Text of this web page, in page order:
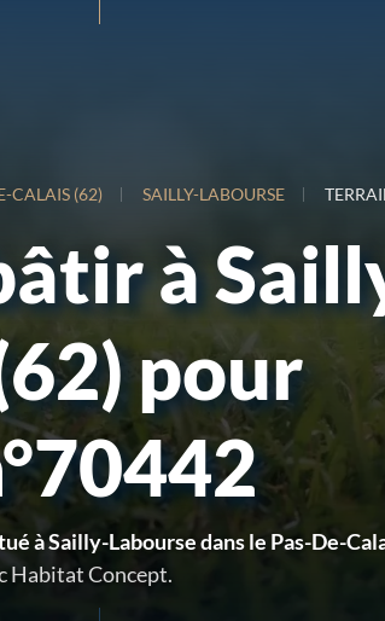
CALAIS (62) SAILLY-LABOURSE
à
pour
à Sailly-Labourse dans le Pas-De-
Habitat Concept.